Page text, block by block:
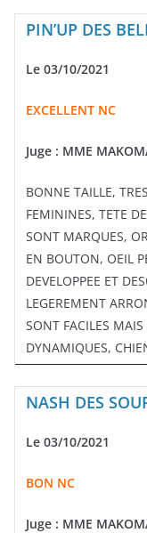
PIN’UP DES
Le 03/10/2021
EXCELLENT NC
Juge : MME
BONNE TAILLE,
FEMININES, TETE
SONT MARQUES,
EN BOUTON, OEIL
DEVELOPPEE ET
LEGEREMENT
SONT FACILES
DYNAMIQUES,
NASH DES
Le 03/10/2021
BON NC
Juge : MME